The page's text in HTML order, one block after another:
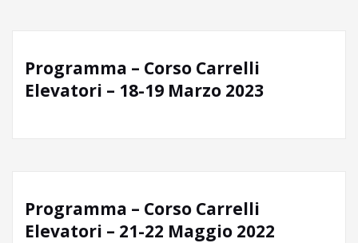
Programma – Corso Carrelli
Elevatori – 18-19 Marzo 2023
Programma – Corso Carrelli
Elevatori – 21-22 Maggio 2022